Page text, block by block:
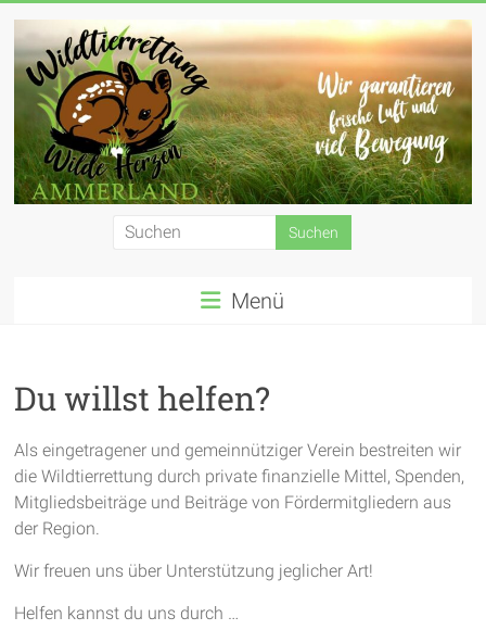
Inhalt
springen
Wildtierrettung
e.
V.
Wir
garantieren
frische
Luft
viel
Menü
Du willst helfen?
Als eingetragener und gemeinnütziger Verein bestreiten wir
die Wildtierrettung durch private finanzielle Mittel, Spenden,
Mitgliedsbeiträge und Beiträge von Fördermitgliedern aus
der Region.
Wir freuen uns über Unterstützung jeglicher Art!
Helfen kannst du uns durch …